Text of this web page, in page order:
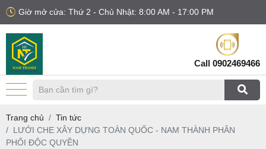
Giờ mở cửa: Thứ 2 - Chủ Nhật: 8:00 AM - 17:00 PM
Call 0902469466
Trang chủ
Tin tức
LƯỚI CHE XÂY DỰNG TOÀN QUỐC - NAM THÀNH PHÂN
PHỐI ĐỘC QUYỀN